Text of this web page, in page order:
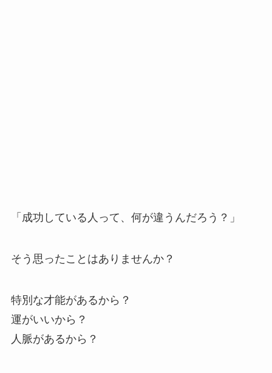
「成功している人って、何が違うんだろう？」
そう思ったことはありませんか？
特別な才能があるから？
運がいいから？
人脈があるから？